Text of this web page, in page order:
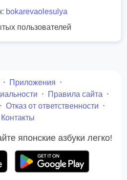
bokarevaolesulya
пользователей
⋅ Приложения ⋅
⋅ Правила сайта ⋅
⋅ Отказ от ответственности ⋅
Контакты
японские азбуки легко!